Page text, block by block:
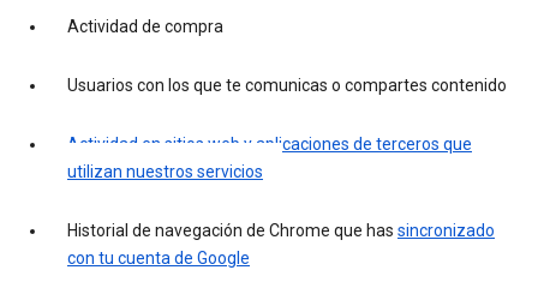
Actividad de compra
Usuarios con los que te comunicas o compartes contenido
Actividad en sitios web y aplicaciones de terceros que
utilizan nuestros servicios
Historial de navegación de Chrome que has sincronizado
con tu cuenta de Google